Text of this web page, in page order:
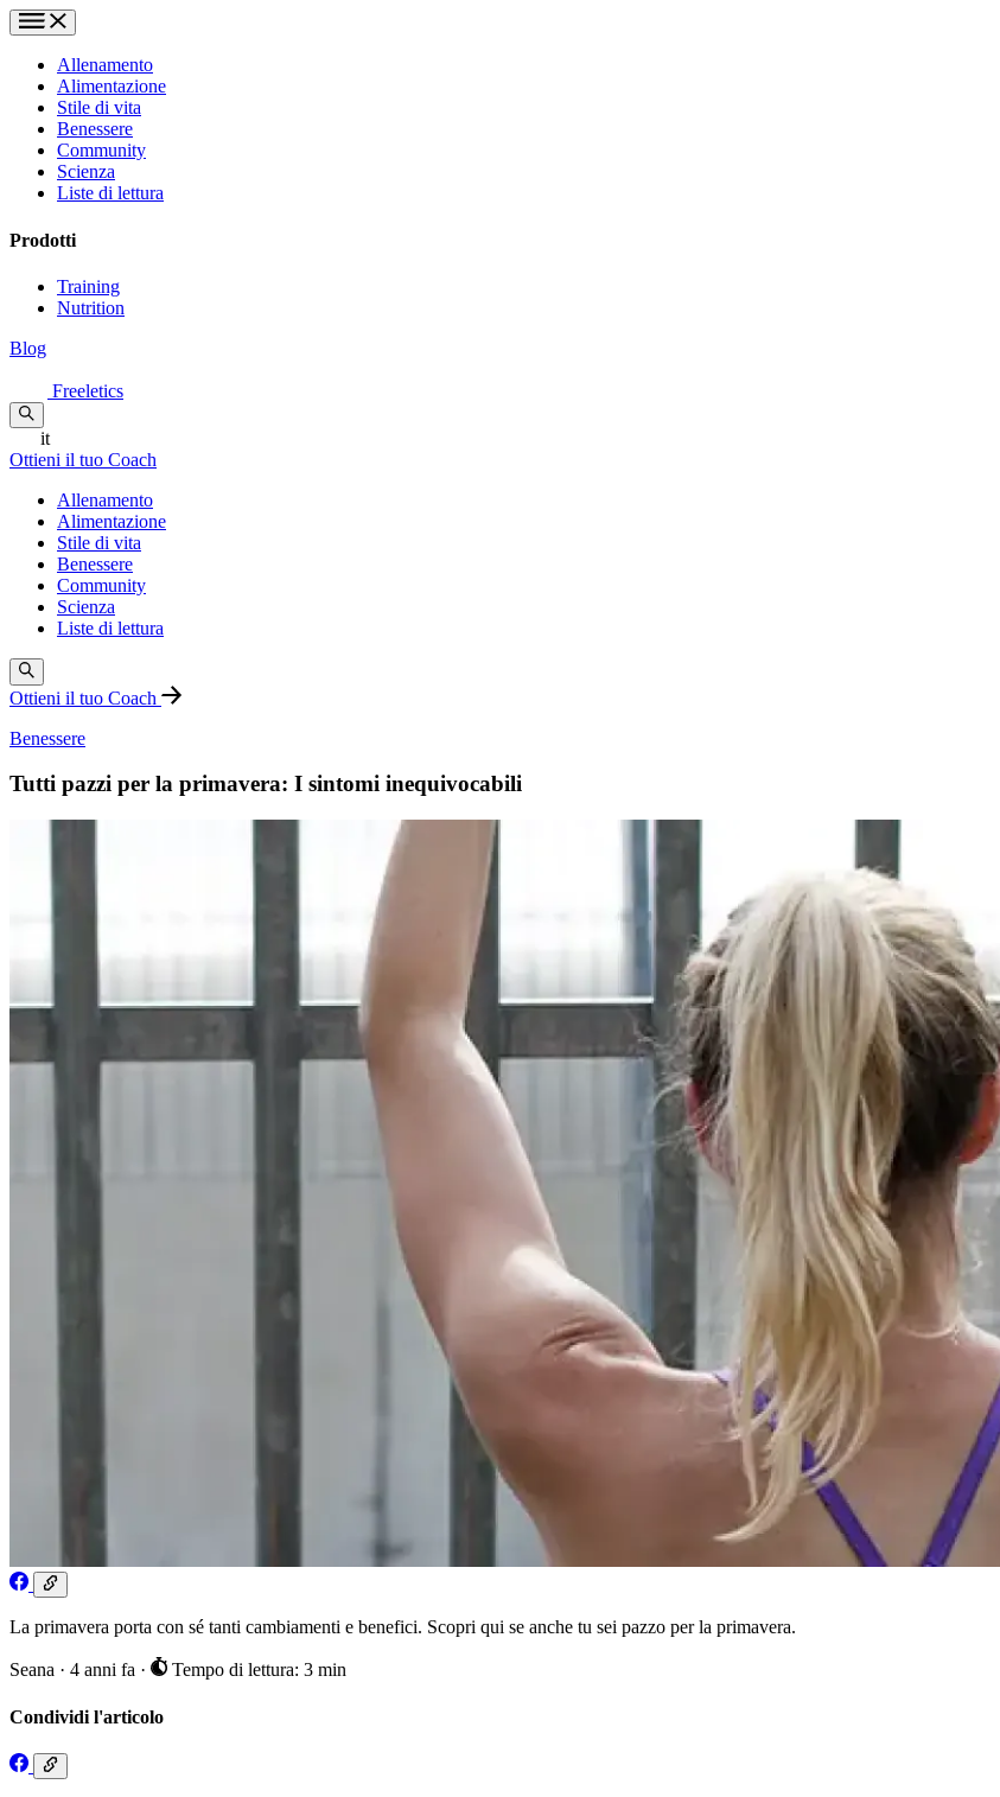
Allenamento
Alimentazione
Stile di vita
Benessere
Community
Scienza
Liste di lettura
Prodotti
Training
Nutrition
Blog
Freeletics
it
Ottieni il tuo Coach
Allenamento
Alimentazione
Stile di vita
Benessere
Community
Scienza
Liste di lettura
Ottieni il tuo Coach
Benessere
Tutti pazzi per la primavera: I sintomi inequivocabili
La primavera porta con sé tanti cambiamenti e benefici. Scopri qui se anche tu sei pazzo per la primavera.
Seana · 4 anni fa · Tempo di lettura: 3 min
Condividi l'articolo